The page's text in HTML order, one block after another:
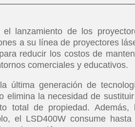
lanzamiento de los
a su línea de proyectores
reducir los costos de
comerciales y educativos.
última generación de
elimina la necesidad de
total de propiedad.
el LSD400W consume